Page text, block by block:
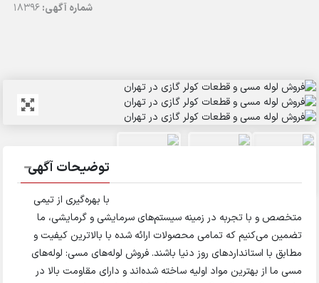
شماره آگهی:18396
توضیحات آگهی
با بهره‌گیری از تیمی
متخصص و با تجربه در زمینه سیستم‌های سرمایشی و گرمایشی، ما
تضمین می‌کنیم که تمامی محصولات ارائه شده با بالاترین کیفیت و
مطابق با استانداردهای روز دنیا باشند. فروش لوله‌های مسی: لوله‌های
مسی ما از بهترین مواد اولیه ساخته شده‌اند و دارای مقاومت بالا در